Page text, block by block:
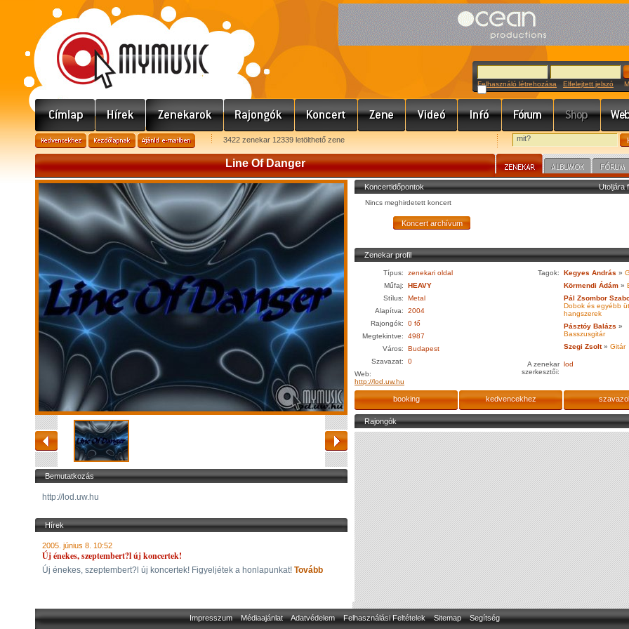
Felhasználó létrehozása Elfelejtett jelszó
3422 zenekar 12339 letölthető zene
Line Of Danger
Bemutatkozás
http://lod.uw.hu
Hírek
2005. június 8. 10:52
Új énekes, szeptembert?l új koncertek!
Új énekes, szeptembert?l új koncertek! Figyeljétek a honlapunkat! Tovább
Utoljára
Koncertidőpontok
Nincs meghirdetett koncert
Zenekar profil
Típus:
zenekari oldal
Műfaj:
HEAVY
Stílus:
Metal
Alapítva:
2004
Rajongók:
0 fő
Megtekintve:
4987
Város:
Budapest
Szavazat:
0
Web:
http://lod.uw.hu
Tagok: Kegyes András »
Körmendi Ádám »
Pál Zsombor
Dobok és egyébb
hangszerek
Pásztóy Balázs »
Basszusgitár
Szegi Zsolt » Gitár
A zenekar
szerkesztői:
lod
booking kedvencekhez
Rajongók
Impresszum Médiaajánlat Adatvédelem Felhasználási Feltételek Sitemap Segítség